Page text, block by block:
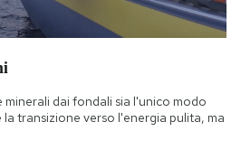
dai fondali sia l'unico modo
transizione verso l'energia pulita, ma